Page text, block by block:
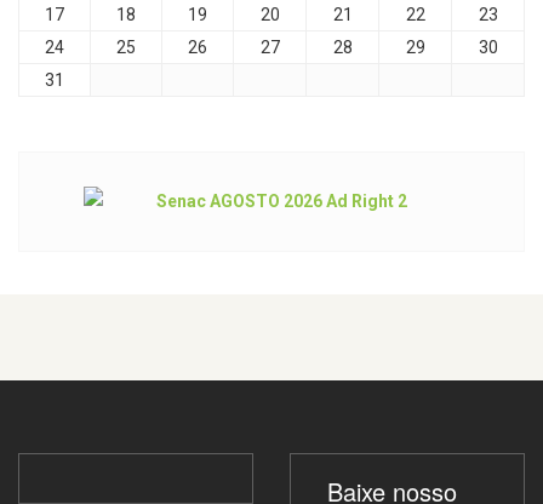
17
18 19 20 21 22
23
24
25 26 27 28 29
30
31
Baixe nosso